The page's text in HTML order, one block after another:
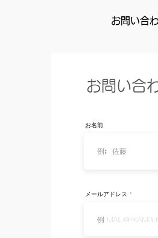
お問い合
お問い合
お名前
メールアドレス